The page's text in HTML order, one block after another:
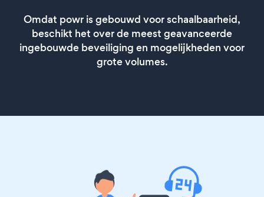
Omdat powr is gebouwd voor schaalbaarheid,
beschikt het over de meest geavanceerde
ingebouwde beveiliging en mogelijkheden voor
grote volumes.